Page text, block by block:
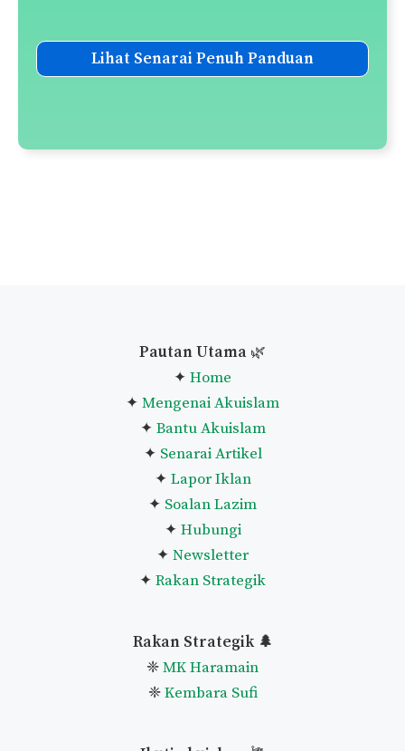
Lihat Senarai Penuh Panduan
Pautan Utama 🌿
✦ Home
✦ Mengenai Akuislam
✦ Bantu Akuislam
✦ Senarai Artikel
✦ Lapor Iklan
✦ Soalan Lazim
✦ Hubungi
✦ Newsletter
✦ Rakan Strategik
Rakan Strategik 🌲
❈MK Haramain
❈Kembara Sufi